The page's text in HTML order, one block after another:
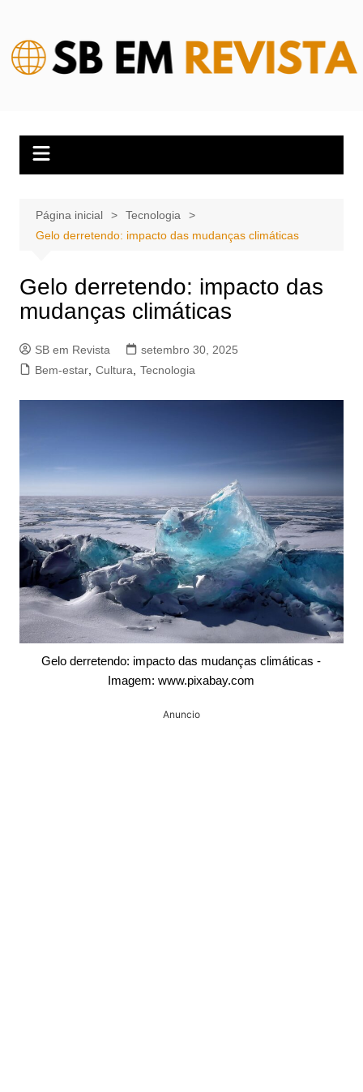
conteúdo
Página inicial
Tecnologia
Gelo derretendo: impacto das mudanças climáticas
Gelo derretendo: impacto das
mudanças climáticas
SB em Revista
setembro 30, 2025
Bem-estar, Cultura Tecnologia
Gelo derretendo: impacto das mudanças climáticas -
Imagem: www.pixabay.com
Anuncio